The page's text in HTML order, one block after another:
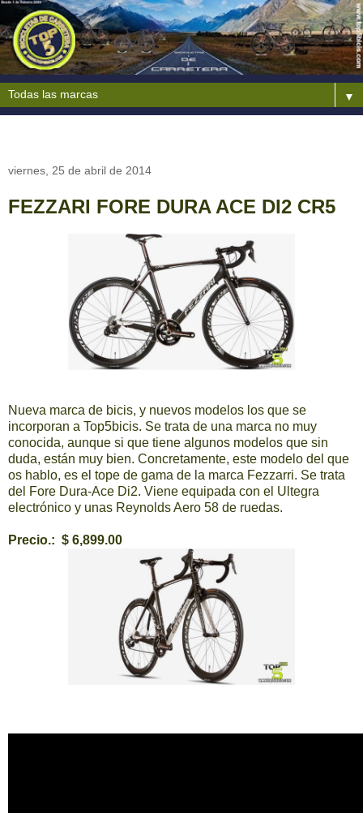
▼
viernes, 25 de abril de 2014
FEZZARI FORE DURA ACE DI2 CR5
Nueva marca de bicis, y nuevos modelos los que se
incorporan a Top5bicis. Se trata de una marca no muy
conocida, aunque si que tiene algunos modelos que sin
duda, están muy bien. Concretamente, este modelo del que
os hablo, es el tope de gama de la marca Fezzarri. Se trata
del Fore Dura-Ace Di2. Viene equipada con el Ultegra
electrónico y unas Reynolds Aero 58 de ruedas.
Precio.: $ 6,899.00